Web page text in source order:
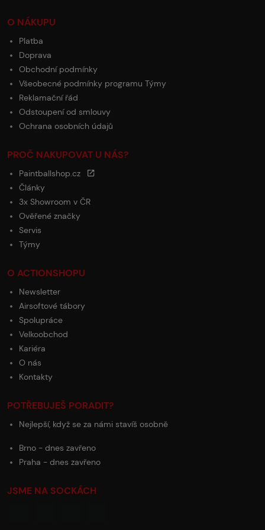
O NÁKUPU
Platba
Doprava
Obchodní podmínky
Všeobecné podmínky programu Týmy
Reklamační řád
Odstoupení od smlouvy
Ochrana osobních údajů
PROČ NAKUPOVAT U NÁS?
Paintballshop.cz
Články
3x Showroom v ČR
Ověřené značky
Servis
Týmy
O ACTIONSHOPU
Newsletter
Airsoftové tábory
Spolupráce
Velkoobchod
Kariéra
O nás
Kontakty
POTŘEBUJEŠ PORADIT?
Nejlepší, když se za námi stavíš osobně
Brno - dnes zavřeno
Praha - dnes zavřeno
JSME NA SOCKÁCH